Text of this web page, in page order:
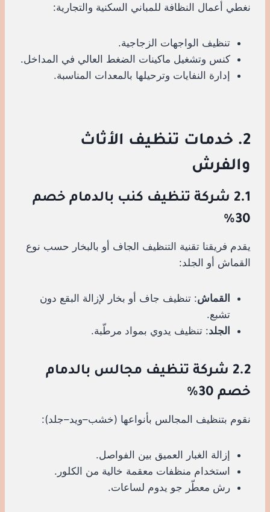
نغطي أعمال النظافة للمباني السكنية والتجارية:
تنظيف الواجهات الزجاجية.
كنس وتشغيل ماكينات الضغط العالي في المداخل.
إدارة النفايات وترحيلها بالمعدات المناسبة.
2. خدمات تنظيف الأثاث
والفرش
2.1 شركة تنظيف كنب بالدمام خصم
30%
يقدم فريقنا تقنية التنظيف الجاف أو بالبخار حسب نوع
القماش أو الجلد:
القماش: تنظيف جاف أو بخار لإزالة البقع دون
تشبع.
الجلد: تنظيف يدوي بمواد مرطّبة.
2.2 شركة تنظيف مجالس بالدمام
خصم 30%
نقوم بتنظيف المجالس بأنواعها (خشب–ويد–جلد):
إزالة الغبار العميق بين الفواصل.
استخدام منظفات معقمة خالية من الكلور.
رش معطّر جو يدوم لساعات.